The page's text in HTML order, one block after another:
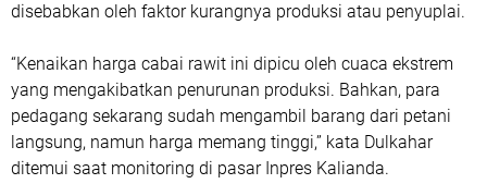
disebabkan oleh faktor kurangnya produksi atau penyuplai.
“Kenaikan harga cabai rawit ini dipicu oleh cuaca ekstrem
yang mengakibatkan penurunan produksi. Bahkan, para
pedagang sekarang sudah mengambil barang dari petani
langsung, namun harga memang tinggi,” kata Dulkahar
ditemui saat monitoring di pasar Inpres Kalianda.